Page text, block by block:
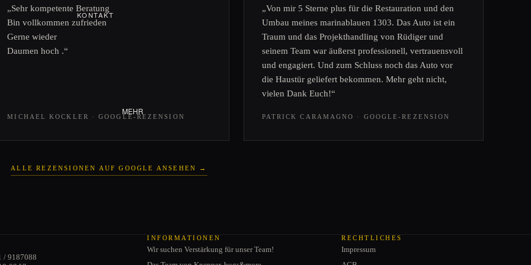
KONTAKT
MEHR
„Sehr kompetente Beratung
Bin vollkommen zufrieden
Gerne wieder
Daumen hoch .“
MICHAEL KOCKLER · GOOGLE-REZENSION
„Von mir 5 Sterne plus für die Restauration und den
Umbau meines marinablauen 1303. Das Auto ist ein
Traum und das Projekthandling von Rüdiger und
seinem Team war äußerst professionell, vertrauensvoll
und engagiert. Und zum Schluss noch das Auto vor
die Haustür geliefert bekommen. Mehr geht nicht,
vielen Dank Euch!“
PATRICK CARAMAGNO · GOOGLE-REZENSION
ALLE REZENSIONEN AUF GOOGLE ANSEHEN →
/ 9187088
INFORMATIONEN
Wir suchen Verstärkung für unser Team!
RECHTLICHES
Impressum